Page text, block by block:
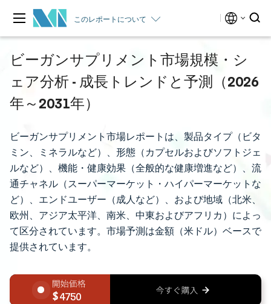
このレポートについて
ビーガンサプリメント市場規模・シ
ェア分析 - 成長トレンドと予測（2026
年～2031年）
ビーガンサプリメント市場レポートは、製品タイプ（ビタ
ミン、ミネラルなど）、形態（カプセルおよびソフトジェ
ルなど）、機能・健康効果（全般的な健康増進など）、流
通チャネル（スーパーマーケット・ハイパーマーケットな
ど）、エンドユーザー（成人など）、および地域（北米、
欧州、アジア太平洋、南米、中東およびアフリカ）によっ
て区分されています。市場予測は金額（米ドル）ベースで
提供されています。
4750